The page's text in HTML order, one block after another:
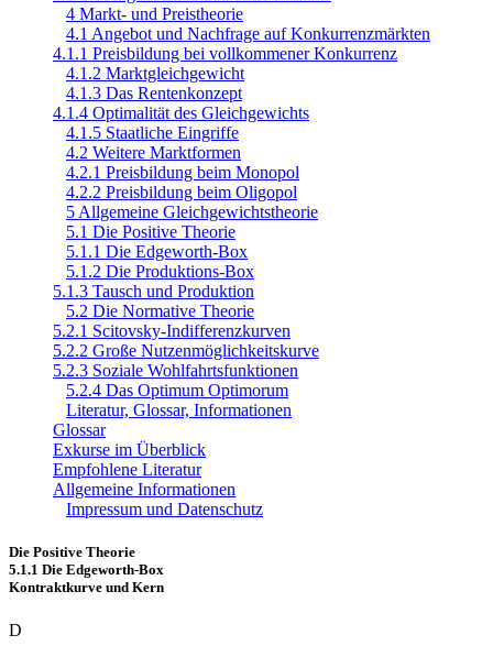
4 Markt- und Preistheorie
4.1 Angebot und Nachfrage auf Konkurrenzmärkten
4.1.1 Preisbildung bei vollkommener Konkurrenz
4.1.2 Marktgleichgewicht
4.1.3 Das Rentenkonzept
4.1.4 Optimalität des Gleichgewichts
4.1.5 Staatliche Eingriffe
4.2 Weitere Marktformen
4.2.1 Preisbildung beim Monopol
4.2.2 Preisbildung beim Oligopol
5 Allgemeine Gleichgewichtstheorie
5.1 Die Positive Theorie
5.1.1 Die Edgeworth-Box
5.1.2 Die Produktions-Box
5.1.3 Tausch und Produktion
5.2 Die Normative Theorie
5.2.1 Scitovsky-Indifferenzkurven
5.2.2 Große Nutzenmöglichkeitskurve
5.2.3 Soziale Wohlfahrtsfunktionen
5.2.4 Das Optimum Optimorum
Literatur, Glossar, Informationen
Glossar
Exkurse im Überblick
Empfohlene Literatur
Allgemeine Informationen
Impressum und Datenschutz
Die Positive Theorie
5.1.1 Die Edgeworth-Box
Kontraktkurve und Kern
D